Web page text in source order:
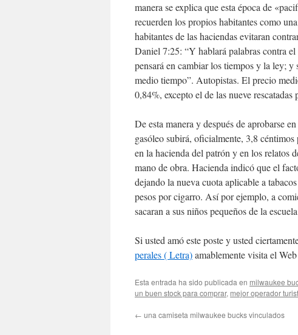
manera se explica que esta época de
recuerden los propios habitantes como
habitantes de las haciendas evitaran
Daniel 7:25: “Y hablará palabras contra
pensará en cambiar los tiempos y la ley;
medio tiempo”. Autopistas. El precio
0,84%, excepto el de las nueve
De esta manera y después de aprobarse
gasóleo subirá, oficialmente, 3,8
en la hacienda del patrón y en los relatos
mano de obra. Hacienda indicó que el
dejando la nueva cuota aplicable a
pesos por cigarro. Así por ejemplo, a
sacaran a sus niños pequeños de la
Si usted amó este poste y usted
perales ( Letra)amablemente visita el
Esta entrada ha sido publicada en milwaukee
un buen stock para comprar, mejor operador
← una camiseta milwaukee bucks vinculados